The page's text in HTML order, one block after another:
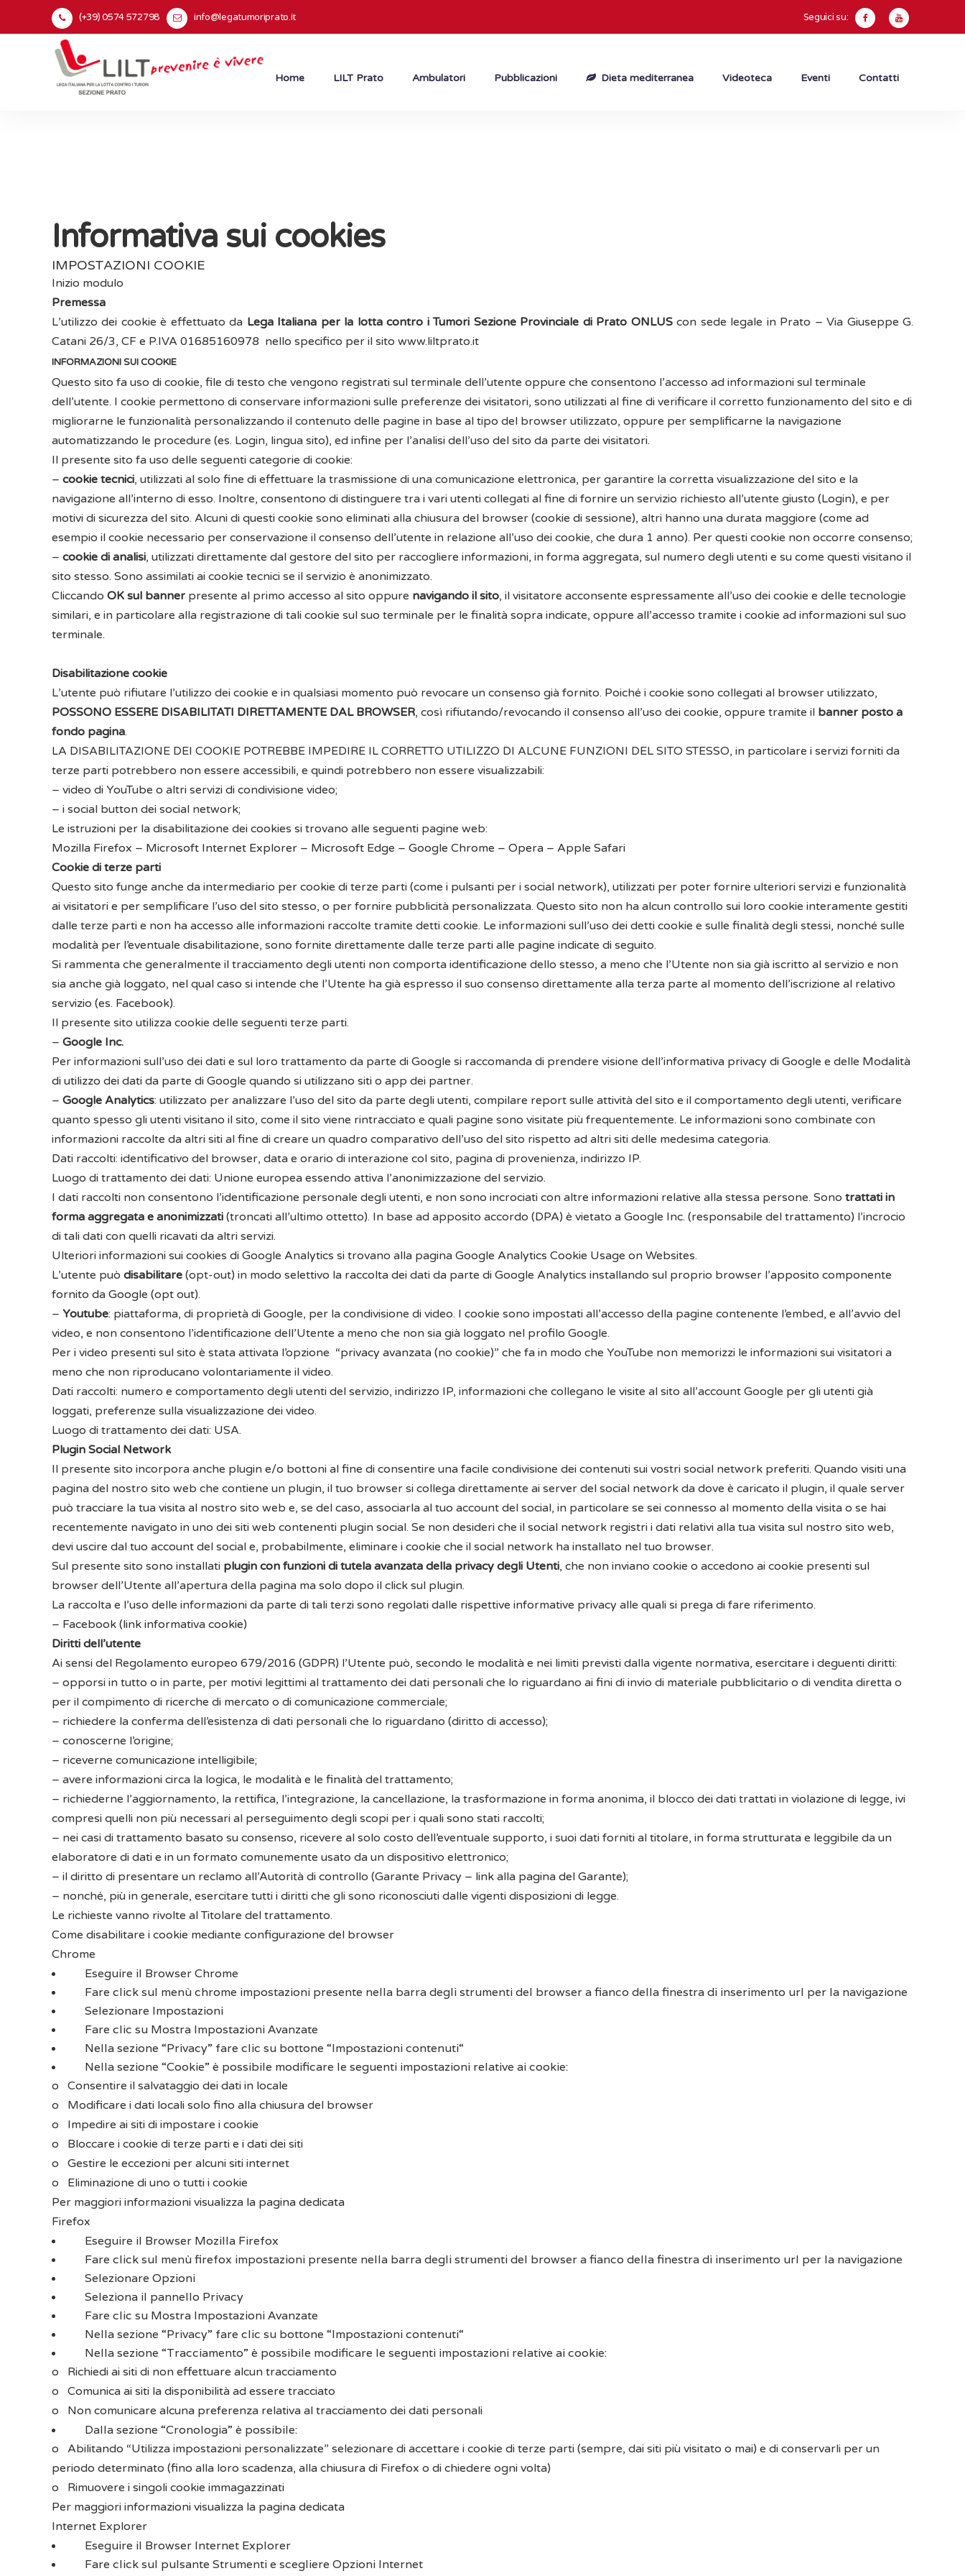
(+39) 0574 572798 info@legatumoriprato.it Seguici su:
Home LILT Prato Ambulatori Pubblicazioni Dieta mediterranea Videoteca Eventi Contatti
Informativa sui cookies
IMPOSTAZIONI COOKIE
Inizio modulo
Premessa
L’utilizzo dei cookie è effettuato da Lega Italiana per la lotta contro i Tumori Sezione Provinciale di Prato ONLUScon sede legale in Prato – Via Giuseppe G.
Catani 26/3, CF e P.IVA 01685160978 nello specifico per il sito www.liltprato.it
INFORMAZIONI SUI COOKIE
Questo sito fa uso di cookie, file di testo che vengono registrati sul terminale dell’utente oppure che consentono l’accesso ad informazioni sul terminale
dell’utente. I cookie permettono di conservare informazioni sulle preferenze dei visitatori, sono utilizzati al fine di verificare il corretto funzionamento del sito e di
migliorarne le funzionalità personalizzando il contenuto delle pagine in base al tipo del browser utilizzato, oppure per semplificarne la navigazione
automatizzando le procedure (es. Login, lingua sito), ed infine per l’analisi dell’uso del sito da parte dei visitatori.
Il presente sito fa uso delle seguenti categorie di cookie:
– cookie tecnici, utilizzati al solo fine di effettuare la trasmissione di una comunicazione elettronica, per garantire la corretta visualizzazione del sito e la
navigazione all’interno di esso. Inoltre, consentono di distinguere tra i vari utenti collegati al fine di fornire un servizio richiesto all’utente giusto (Login), e per
motivi di sicurezza del sito. Alcuni di questi cookie sono eliminati alla chiusura del browser (cookie di sessione), altri hanno una durata maggiore (come ad
esempio il cookie necessario per conservazione il consenso dell’utente in relazione all’uso dei cookie, che dura 1 anno). Per questi cookie non occorre consenso;
– cookie di analisi, utilizzati direttamente dal gestore del sito per raccogliere informazioni, in forma aggregata, sul numero degli utenti e su come questi visitano il
sito stesso. Sono assimilati ai cookie tecnici se il servizio è anonimizzato.
Cliccando OK sul banner presente al primo accesso al sito oppure navigando il sito, il visitatore acconsente espressamente all’uso dei cookie e delle tecnologie
similari, e in particolare alla registrazione di tali cookie sul suo terminale per le finalità sopra indicate, oppure all’accesso tramite i cookie ad informazioni sul suo
terminale.
Disabilitazione cookie
L’utente può rifiutare l’utilizzo dei cookie e in qualsiasi momento può revocare un consenso già fornito. Poiché i cookie sono collegati al browser utilizzato,
POSSONO ESSERE DISABILITATI DIRETTAMENTE DAL BROWSER, così rifiutando/revocando il consenso all’uso dei cookie, oppure tramite il banner posto a
fondo pagina.
LA DISABILITAZIONE DEI COOKIE POTREBBE IMPEDIRE IL CORRETTO UTILIZZO DI ALCUNE FUNZIONI DEL SITO STESSO, in particolare i servizi forniti da
terze parti potrebbero non essere accessibili, e quindi potrebbero non essere visualizzabili:
– video di YouTube o altri servizi di condivisione video;
– i social button dei social network;
Le istruzioni per la disabilitazione dei cookies si trovano alle seguenti pagine web:
Mozilla Firefox – Microsoft Internet Explorer – Microsoft Edge – Google Chrome – Opera – Apple Safari
Cookie di terze parti
Questo sito funge anche da intermediario per cookie di terze parti (come i pulsanti per i social network), utilizzati per poter fornire ulteriori servizi e funzionalità
ai visitatori e per semplificare l’uso del sito stesso, o per fornire pubblicità personalizzata. Questo sito non ha alcun controllo sui loro cookie interamente gestiti
dalle terze parti e non ha accesso alle informazioni raccolte tramite detti cookie. Le informazioni sull’uso dei detti cookie e sulle finalità degli stessi, nonché sulle
modalità per l’eventuale disabilitazione, sono fornite direttamente dalle terze parti alle pagine indicate di seguito.
Si rammenta che generalmente il tracciamento degli utenti non comporta identificazione dello stesso, a meno che l’Utente non sia già iscritto al servizio e non
sia anche già loggato, nel qual caso si intende che l’Utente ha già espresso il suo consenso direttamente alla terza parte al momento dell’iscrizione al relativo
servizio (es. Facebook).
Il presente sito utilizza cookie delle seguenti terze parti.
– Google Inc.
Per informazioni sull’uso dei dati e sul loro trattamento da parte di Google si raccomanda di prendere visione dell’informativa privacy di Google e delle Modalità
di utilizzo dei dati da parte di Google quando si utilizzano siti o app dei partner.
– Google Analytics: utilizzato per analizzare l’uso del sito da parte degli utenti, compilare report sulle attività del sito e il comportamento degli utenti, verificare
quanto spesso gli utenti visitano il sito, come il sito viene rintracciato e quali pagine sono visitate più frequentemente. Le informazioni sono combinate con
informazioni raccolte da altri siti al fine di creare un quadro comparativo dell’uso del sito rispetto ad altri siti delle medesima categoria.
Dati raccolti: identificativo del browser, data e orario di interazione col sito, pagina di provenienza, indirizzo IP.
Luogo di trattamento dei dati: Unione europea essendo attiva l’anonimizzazione del servizio.
I dati raccolti non consentono l’identificazione personale degli utenti, e non sono incrociati con altre informazioni relative alla stessa persone. Sono trattati in
forma aggregata e anonimizzati (troncati all’ultimo ottetto). In base ad apposito accordo (DPA) è vietato a Google Inc. (responsabile del trattamento) l’incrocio
di tali dati con quelli ricavati da altri servizi.
Ulteriori informazioni sui cookies di Google Analytics si trovano alla pagina Google Analytics Cookie Usage on Websites.
L’utente può disabilitare (opt-out) in modo selettivo la raccolta dei dati da parte di Google Analytics installando sul proprio browser l’apposito componente
fornito da Google (opt out).
– Youtube: piattaforma, di proprietà di Google, per la condivisione di video. I cookie sono impostati all’accesso della pagine contenente l’embed, e all’avvio del
video, e non consentono l’identificazione dell’Utente a meno che non sia già loggato nel profilo Google.
Per i video presenti sul sito è stata attivata l’opzione “privacy avanzata (no cookie)” che fa in modo che YouTube non memorizzi le informazioni sui visitatori a
meno che non riproducano volontariamente il video.
Dati raccolti: numero e comportamento degli utenti del servizio, indirizzo IP, informazioni che collegano le visite al sito all’account Google per gli utenti già
loggati, preferenze sulla visualizzazione dei video.
Luogo di trattamento dei dati: USA.
Plugin Social Network
Il presente sito incorpora anche plugin e/o bottoni al fine di consentire una facile condivisione dei contenuti sui vostri social network preferiti. Quando visiti una
pagina del nostro sito web che contiene un plugin, il tuo browser si collega direttamente ai server del social network da dove è caricato il plugin, il quale server
può tracciare la tua visita al nostro sito web e, se del caso, associarla al tuo account del social, in particolare se sei connesso al momento della visita o se hai
recentemente navigato in uno dei siti web contenenti plugin social. Se non desideri che il social network registri i dati relativi alla tua visita sul nostro sito web,
devi uscire dal tuo account del social e, probabilmente, eliminare i cookie che il social network ha installato nel tuo browser.
Sul presente sito sono installati plugin con funzioni di tutela avanzata della privacy degli Utenti, che non inviano cookie o accedono ai cookie presenti sul
browser dell’Utente all’apertura della pagina ma solo dopo il click sul plugin.
La raccolta e l’uso delle informazioni da parte di tali terzi sono regolati dalle rispettive informative privacy alle quali si prega di fare riferimento.
– Facebook (link informativa cookie)
Diritti dell’utente
Ai sensi del Regolamento europeo 679/2016 (GDPR) l’Utente può, secondo le modalità e nei limiti previsti dalla vigente normativa, esercitare i deguenti diritti:
– opporsi in tutto o in parte, per motivi legittimi al trattamento dei dati personali che lo riguardano ai fini di invio di materiale pubblicitario o di vendita diretta o
per il compimento di ricerche di mercato o di comunicazione commerciale;
– richiedere la conferma dell’esistenza di dati personali che lo riguardano (diritto di accesso);
– conoscerne l’origine;
– riceverne comunicazione intelligibile;
– avere informazioni circa la logica, le modalità e le finalità del trattamento;
– richiederne l’aggiornamento, la rettifica, l’integrazione, la cancellazione, la trasformazione in forma anonima, il blocco dei dati trattati in violazione di legge, ivi
compresi quelli non più necessari al perseguimento degli scopi per i quali sono stati raccolti;
– nei casi di trattamento basato su consenso, ricevere al solo costo dell’eventuale supporto, i suoi dati forniti al titolare, in forma strutturata e leggibile da un
elaboratore di dati e in un formato comunemente usato da un dispositivo elettronico;
– il diritto di presentare un reclamo all’Autorità di controllo (Garante Privacy – link alla pagina del Garante);
– nonché, più in generale, esercitare tutti i diritti che gli sono riconosciuti dalle vigenti disposizioni di legge.
Le richieste vanno rivolte al Titolare del trattamento.
Come disabilitare i cookie mediante configurazione del browser
Chrome
Eseguire il Browser Chrome
Fare click sul menù chrome impostazioni presente nella barra degli strumenti del browser a fianco della finestra di inserimento url per la navigazione
Selezionare Impostazioni
Fare clic su Mostra Impostazioni Avanzate
Nella sezione “Privacy” fare clic su bottone “Impostazioni contenuti“
Nella sezione “Cookie” è possibile modificare le seguenti impostazioni relative ai cookie:
o
Consentire il salvataggio dei dati in locale
o
Modificare i dati locali solo fino alla chiusura del browser
o
Impedire ai siti di impostare i cookie
o
Bloccare i cookie di terze parti e i dati dei siti
o
Gestire le eccezioni per alcuni siti internet
o
Eliminazione di uno o tutti i cookie
Per maggiori informazioni visualizza la pagina dedicata
Firefox
Eseguire il Browser Mozilla Firefox
Fare click sul menù firefox impostazioni presente nella barra degli strumenti del browser a fianco della finestra di inserimento url per la navigazione
Selezionare Opzioni
Seleziona il pannello Privacy
Fare clic su Mostra Impostazioni Avanzate
Nella sezione “Privacy” fare clic su bottone “Impostazioni contenuti“
Nella sezione “Tracciamento” è possibile modificare le seguenti impostazioni relative ai cookie:
o
Richiedi ai siti di non effettuare alcun tracciamento
o
Comunica ai siti la disponibilità ad essere tracciato
o
Non comunicare alcuna preferenza relativa al tracciamento dei dati personali
Dalla sezione “Cronologia” è possibile:
o
Abilitando “Utilizza impostazioni personalizzate” selezionare di accettare i cookie di terze parti (sempre, dai siti più visitato o mai) e di conservarli per un
periodo determinato (fino alla loro scadenza, alla chiusura di Firefox o di chiedere ogni volta)
o
Rimuovere i singoli cookie immagazzinati
Per maggiori informazioni visualizza la pagina dedicata
Internet Explorer
Eseguire il Browser Internet Explorer
Fare click sul pulsante Strumenti e scegliere Opzioni Internet